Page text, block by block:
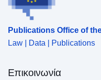
Publications Office of
Law | Data | Publications
Επικοινωνία